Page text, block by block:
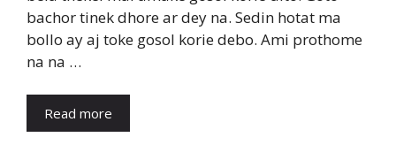
bachor tinek dhore ar dey na. Sedin hotat ma
bollo ay aj toke gosol korie debo. Ami prothome
na na …
Read more